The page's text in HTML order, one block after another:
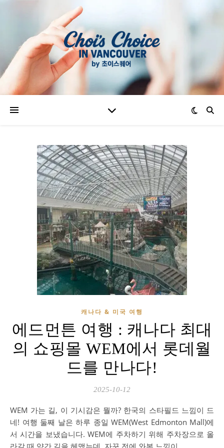
캐나다 & 미국 여행
에드먼튼 여행 : 캐나다 최대
의 쇼핑몰 WEM에서 롯데월
드를 만나다!
2025-10-12
WEM 가는 길, 이 기시감은 뭘까? 한국의 스타필드 느낌이 드
네! 여행 둘째 날은 하루 종일 WEM(West Edmonton Mall)에
서 시간을 보냈습니다. WEM에 주차하기 위해 주차장으로 올
라갈 때 약간 길을 헤맸는데, 자꾸 전에 와본 느낌이…